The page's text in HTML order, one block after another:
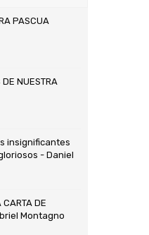
PASCUA
DE NUESTRA
insignificantes
- Daniel
CARTA DE
Montagno